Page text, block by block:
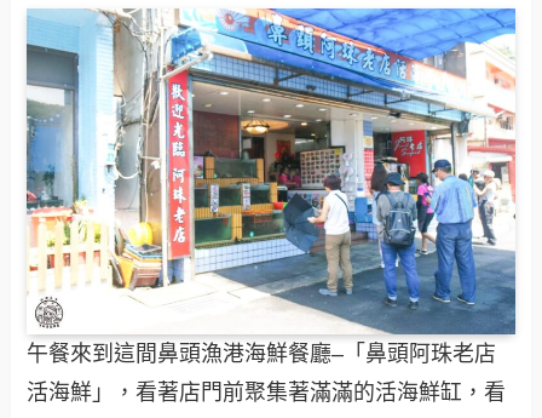
午餐來到這間鼻頭漁港海鮮餐廳–「鼻頭阿珠老店
活海鮮」，看著店門前聚集著滿滿的活海鮮缸，看